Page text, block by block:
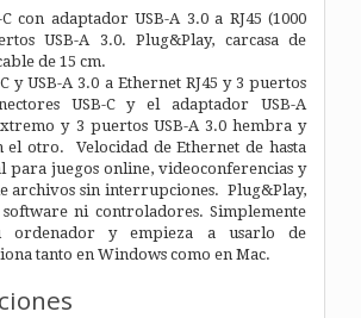
con adaptador USB-A 3.0 a RJ45 (1000
USB-A 3.0. Plug&Play, carcasa de
de 15 cm.
y USB-A 3.0 a Ethernet RJ45 y 3 puertos
USB-C y el adaptador USB-A
y 3 puertos USB-A 3.0 hembra y
el otro. Velocidad de Ethernet de hasta
para juegos online, videoconferencias y
archivos sin interrupciones. Plug&Play,
ni controladores. Simplemente
ordenador y empieza a usarlo de
tanto en Windows como en Mac.